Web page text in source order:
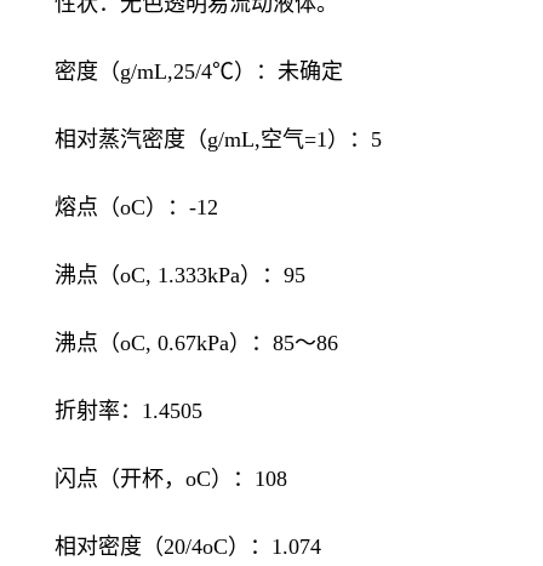
密度（g/mL,25/4℃）：未确定
相对蒸汽密度（g/mL,空气=1）：5
熔点（oC）：-12
沸点（oC, 1.333kPa）：95
沸点（oC, 0.67kPa）：85～86
折射率：1.4505
闪点（开杯，oC）：108
相对密度（20/4oC）：1.074